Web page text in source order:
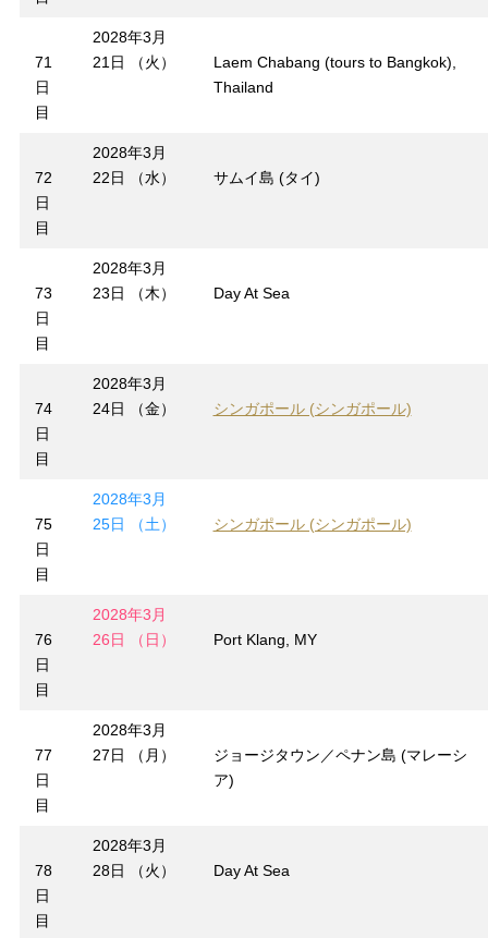
71
日
目
2028年3月
21日 （火）
Laem Chabang (tours to Bangkok),
Thailand
72
日
目
2028年3月
22日 （水）
サムイ島 (タイ)
73
日
目
2028年3月
23日 （木）
Day At Sea
74
日
目
2028年3月
24日 （金）
シンガポール (シンガポール)
75
日
目
2028年3月
25日 （土）
シンガポール (シンガポール)
76
日
目
2028年3月
26日 （日）
Port Klang, MY
77
日
目
2028年3月
27日 （月）
ジョージタウン／ペナン島 (マレーシ
ア)
78
日
目
2028年3月
28日 （火）
Day At Sea